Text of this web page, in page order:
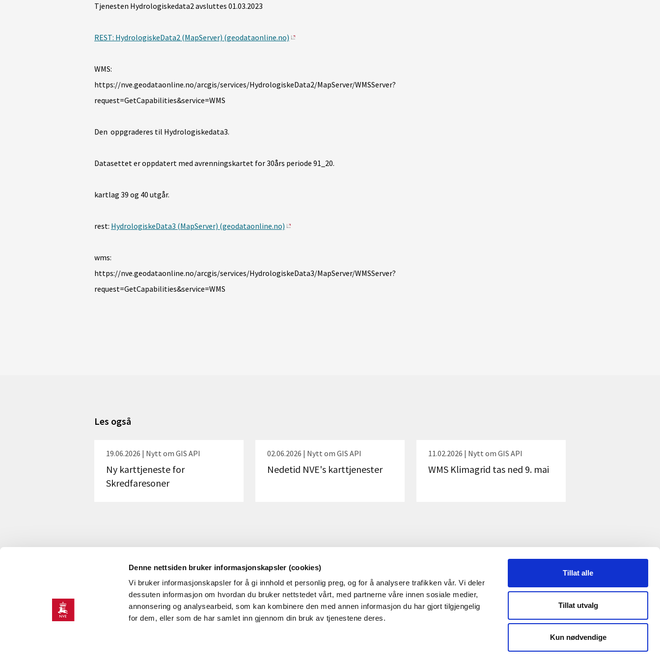
Denne nettsiden bruker informasjonskapsler (cookies)
Vi bruker informasjonskapsler for å gi innhold et personlig preg, og for å analysere trafikken vår. Vi deler
dessuten informasjon om hvordan du bruker nettstedet vårt, med partnerne våre innen sosiale medier,
annonsering og analysearbeid, som kan kombinere den med annen informasjon du har gjort tilgjengelig
for dem, eller som de har samlet inn gjennom din bruk av tjenestene deres.
Tillat alle
Tillat utvalg
Kun nødvendige
Tjenesten Hydrologiskedata2 avsluttes 01.03.2023
REST: HydrologiskeData2 (MapServer) (geodataonline.no)
WMS:
https://nve.geodataonline.no/arcgis/services/HydrologiskeData2/MapServer/WMSServer?
request=GetCapabilities&service=WMS
Den oppgraderes til Hydrologiskedata3.
Datasettet er oppdatert med avrenningskartet for 30års periode 91_20.
kartlag 39 og 40 utgår.
rest: HydrologiskeData3 (MapServer) (geodataonline.no)
wms:
https://nve.geodataonline.no/arcgis/services/HydrologiskeData3/MapServer/WMSServer?
request=GetCapabilities&service=WMS
Les også
19.06.2026 | Nytt om GIS API
Ny karttjeneste for
Skredfaresoner
02.06.2026 | Nytt om GIS API
Nedetid NVE's karttjenester
11.02.2026 | Nytt om GIS API
WMS Klimagrid tas ned 9. mai
KONTAKT OSS OM NVE
Om NVE
OM NETTSTEDET
Personvern og cookies
RME
Reguleringsmyndigheten